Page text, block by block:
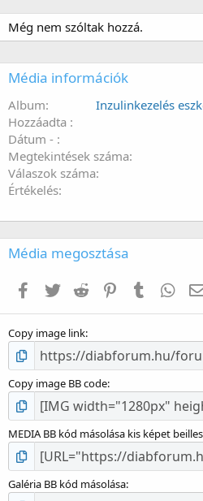
Még nem szóltak hozzá.
Média információk
Album
Inzulinkezelés
Hozzáadta
Dátum -
Megtekintések száma
Válaszok száma
Értékelés
Média megosztása
Facebook
Twitter Reddit PinterestTumblr
Copy image link
Copy image BB code
MEDIA BB kód másolása kis képet
Galéria BB kód másolása